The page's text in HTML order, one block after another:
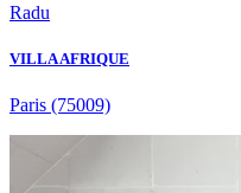
Radu
VILLA AFRIQUE
Paris (75009)